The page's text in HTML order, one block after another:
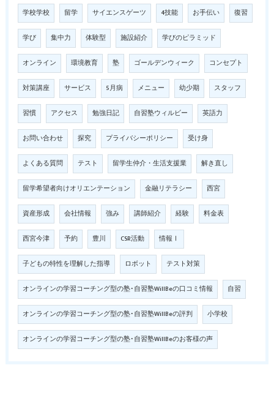
学校学校 留学 サイエンスゲーツ 4技能 お手伝い 復習
学び 集中力 体験型 施設紹介 学びのピラミッド
オンライン 環境教育 塾 ゴールデンウィーク コンセプト
対策講座 サービス 5月病 メニュー 幼少期 スタッフ
習慣 アクセス 勉強日記 自習塾ウィルビー 英語力
お問い合わせ 探究 プライバシーポリシー 受け身
よくある質問 テスト 留学生仲介・生活支援業 解き直し
留学希望者向けオリエンテーション 金融リテラシー 西宮
資産形成 会社情報 強み 講師紹介 経験 料金表
西宮今津 予約 豊川 CSR活動 情報Ⅰ
子どもの特性を理解した指導 ロボット テスト対策
オンラインの学習コーチング型の塾･自習塾WillBeの口コミ情報 自習
オンラインの学習コーチング型の塾･自習塾WillBeの評判 小学校
オンラインの学習コーチング型の塾･自習塾WillBeのお客様の声